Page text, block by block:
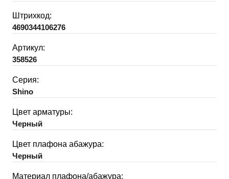
Штрихкод:
4690344106276
Артикул:
358526
Серия:
Shino
Цвет арматуры:
Черный
Цвет плафона абажура:
Черный
Материал плафона/абажура: